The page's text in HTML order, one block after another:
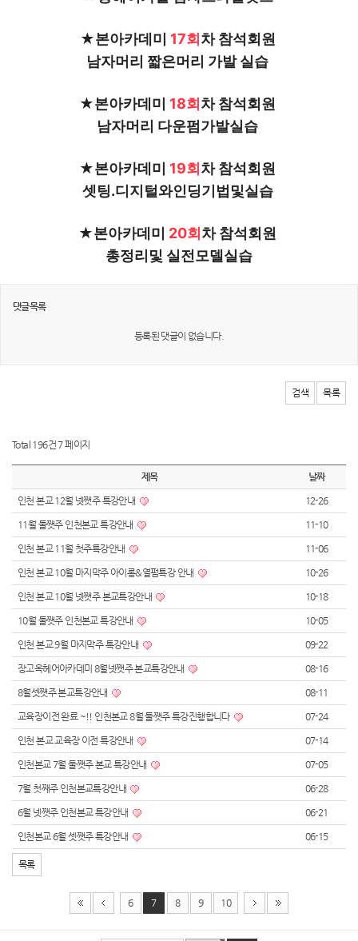
★본아카데미 17회 차 참석회원
남자머리 짧은머리 가발 실습
★본아카데미 18회 차 참석회원
남자머리 다운펌가발실습
★본아카데미 19회 차 참석회원
셋팅.디지털와인딩기법및실습
★본아카데미 20회 차 참석회원
총정리및 실전모델실습
댓글목록
등록된 댓글이 없습니다.
검색 목록
Total 196건 7 페이지
제목 날짜
인천 본교 12월 넷쨋주 특강안내 12-26
11월 둘쨋주 인천본교 특강안내 11-10
인천 본교 11월 첫주특강안내 11-06
인천 본교 10월 마지막주 아이롱&열펌특강 안내 10-26
인천 본교 10월 넷쨋주 본교특강안내 10-18
10월 둘쨋주 인천본교 특강안내 10-05
인천 본교 9월 마지막주 특강안내 09-22
장고옥헤어아카데미 8월넷쨋주 본교특강안내 08-16
8월셋쨋주 본교특강안내 08-11
교육장이전 완료 ~!! 인천본교 8월 둘쨋주 특강진행합니다 07-24
인천 본교 교육장 이전 특강안내 07-14
인천본교 7월 둘쨋주 본교 특강안내 07-05
7월 첫째주 인천본교특강안내 06-28
6월 넷쨋주 인천본교 특강안내 06-21
인천본교 6월 셋쨋주 특강안내 06-15
목록
6 7 8 9 10